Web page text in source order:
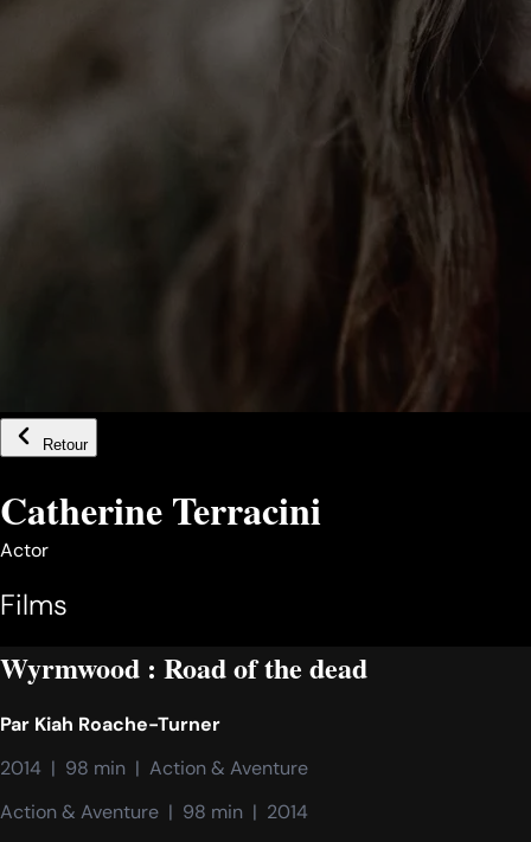
Retour
Catherine Terracini
Actor
Films
Wyrmwood : Road of the dead
Par Kiah Roache-Turner
2014  |  98 min  |  Action & Aventure
Action & Aventure  |  98 min  |  2014